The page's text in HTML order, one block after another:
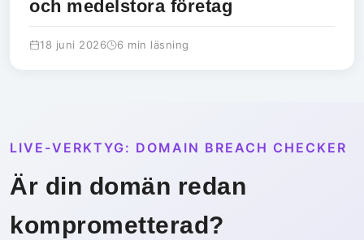
och medelstora företag
18 juni 2026 6 min läsning
LIVE-VERKTYG: DOMAIN BREACH CHECKER
Är din domän redan
komprometterad?